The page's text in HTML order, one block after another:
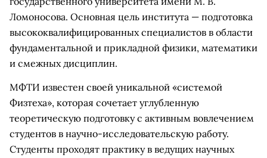
Ломоносова. Основная цель института — подготовка
высококвалифицированных специалистов в области
фундаментальной и прикладной физики, математики
и смежных дисциплин.
МФТИ известен своей уникальной «системой
Физтеха», которая сочетает углубленную
теоретическую подготовку с активным вовлечением
студентов в научно-исследовательскую работу.
Студенты проходят практику в ведущих научных